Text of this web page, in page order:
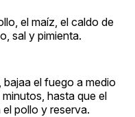
el maíz, el caldo de
sal y pimienta.
el fuego a medio
hasta que el
pollo y reserva.